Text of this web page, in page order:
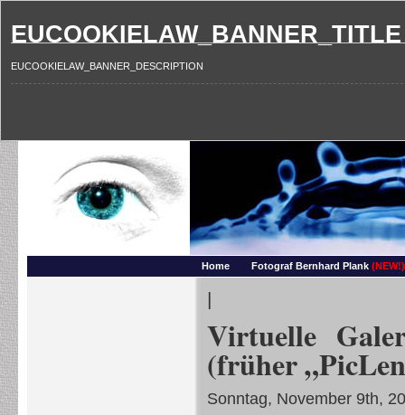
EUCOOKIELAW_BANNER_TITLE
EUCOOKIELAW_BANNER_DESCRIPTION
Home Fotograf Bernhard Plank (NEW!)
|
Virtuelle
(früher
Sonntag, November 9th,